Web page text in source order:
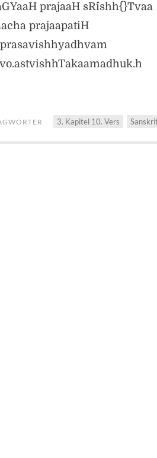
prajaaH sR^ishh{}Tvaa
prajaapatiH
3. Kapitel 10. Vers